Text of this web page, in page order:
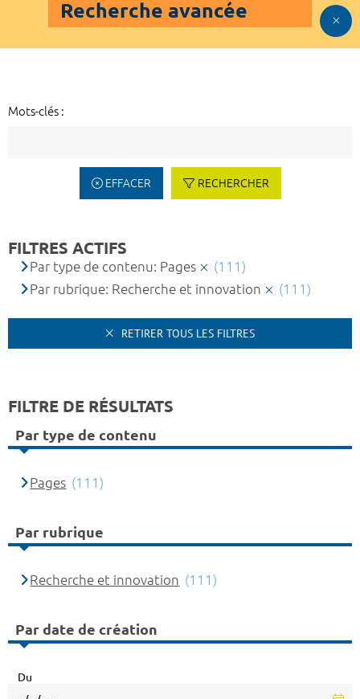
Recherche avancée
Mots-clés :
EFFACER RECHERCHER
FILTRES ACTIFS
Par type de contenu: Pages
(111)
Par rubrique: Recherche et innovation
(111)
RETIRER TOUS LES FILTRES
FILTRE DE RÉSULTATS
Par type de contenu
Pages (111)
Par rubrique
Recherche et innovation (111)
Par date de création
Du